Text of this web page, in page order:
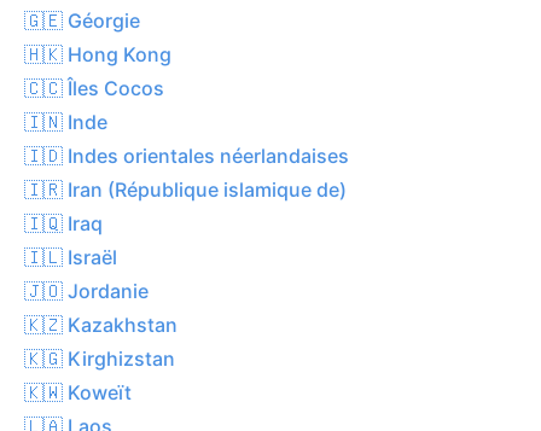
🇬🇪 Géorgie
🇭🇰 Hong Kong
🇨🇨 Îles Cocos
🇮🇳 Inde
🇮🇩 Indes orientales néerlandaises
🇮🇷 Iran (République islamique de)
🇮🇶 Iraq
🇮🇱 Israël
🇯🇴 Jordanie
🇰🇿 Kazakhstan
🇰🇬 Kirghizstan
🇰🇼 Koweït
🇱🇦 Laos